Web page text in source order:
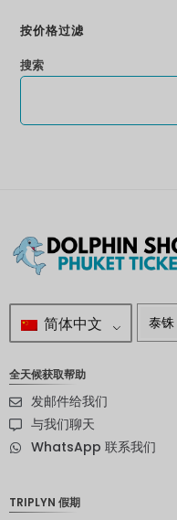
按价格过滤
搜索
简体中文 泰铢
挪威
全天候获取帮助
发邮件给我们
与我们聊天
WhatsApp 联系我们
TRIPLYN 假期